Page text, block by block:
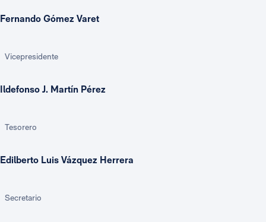
Fernando Gómez Varet
Vicepresidente
Ildefonso J. Martín Pérez
Tesorero
Edilberto Luis Vázquez Herrera
Secretario